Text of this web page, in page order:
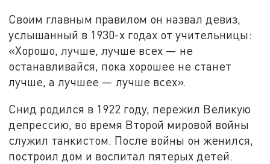
Своим главным правилом он назвал девиз,
услышанный в 1930-х годах от учительницы:
«Хорошо, лучше, лучше всех — не
останавливайся, пока хорошее не станет
лучше, а лучшее — лучше всех».
Снид родился в 1922 году, пережил Великую
депрессию, во время Второй мировой войны
служил танкистом. После войны он женился,
построил дом и воспитал пятерых детей.